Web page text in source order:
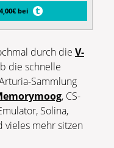
bei
durch die V-
die schnelle
Sammlung
, CS-
Solina,
vieles mehr sitzen